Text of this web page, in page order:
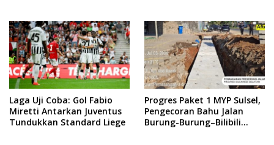
Laga Uji Coba: Gol Fabio
Miretti Antarkan Juventus
Tundukkan Standard Liege
Progres Paket 1 MYP Sulsel,
Pengecoran Bahu Jalan
Burung-Burung–Bilibili